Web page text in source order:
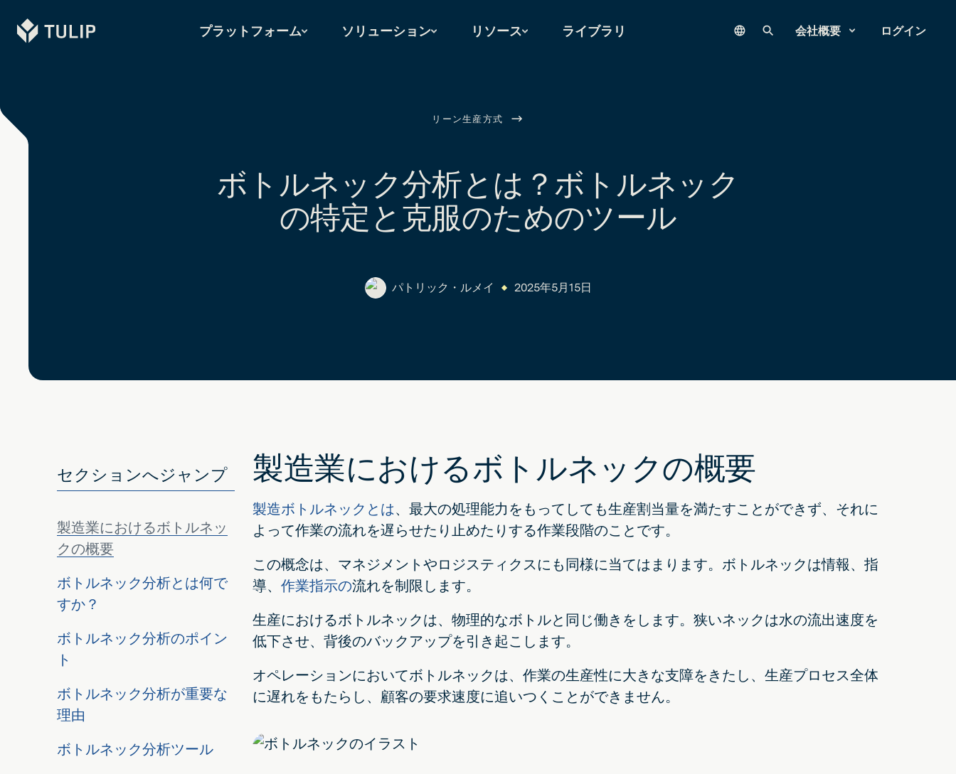
Tulip プラットフォーム ソリューション リソース ライブラリ Languageサイト内検索
会社概要 ログイン
リーン生産方式
ボトルネック分析とは？ボトルネック
の特定と克服のためのツール
パトリック・ルメイ 2025年5月15日
セクションへジャンプ
製造業におけるボトルネッ
クの概要
ボトルネック分析とは何で
すか？
ボトルネック分析のポイン
ト
ボトルネック分析が重要な
理由
ボトルネック分析ツール
製造業におけるボトルネックの概要
製造ボトルネックとは、最大の処理能力をもってしても生産割当量を満たすことができず、それに
よって作業の流れを遅らせたり止めたりする作業段階のことです。
この概念は、マネジメントやロジスティクスにも同様に当てはまります。ボトルネックは情報、指
導、 作業指示の流れを制限します。
生産におけるボトルネックは、物理的なボトルと同じ働きをします。狭いネックは水の流出速度を
低下させ、背後のバックアップを引き起こします。
オペレーションにおいてボトルネックは、作業の生産性に大きな支障をきたし、生産プロセス全体
に遅れをもたらし、顧客の要求速度に追いつくことができません。